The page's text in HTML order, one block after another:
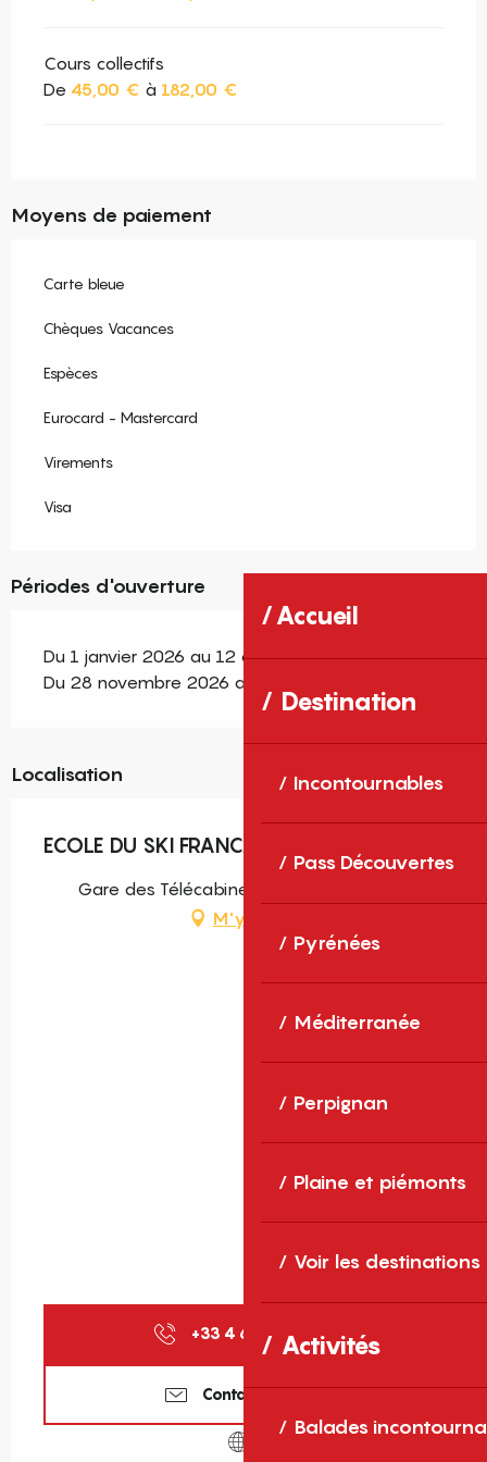
Accueil
Destination
Incontournables
Pass Découvertes
Pyrénées
Méditerranée
Perpignan
Plaine et piémonts
Voir les destinations
Activités
Balades
Cours collectifs
De 45,00 € à 182,00 €
Moyens de paiement
Carte bleue
Chèques Vacances
Espèces
Eurocard - Mastercard
Virements
Visa
Périodes d'ouverture
Du 1 janvier 2026 au 12 avril 2026
Du 28 novembre 2026 au 12 avril 2027
Localisation
ECOLE DU SKI FRANCAIS
Gare des Télécabines, 66210 Les Angles
M'y rendre
+33 4 68 04 47 ▒▒
Contactez-nous